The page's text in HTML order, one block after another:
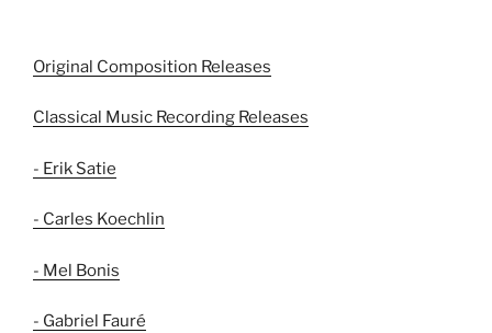
Original Composition Releases
Classical Music Recording Releases
- Erik Satie
- Carles Koechlin
- Mel Bonis
- Gabriel Fauré